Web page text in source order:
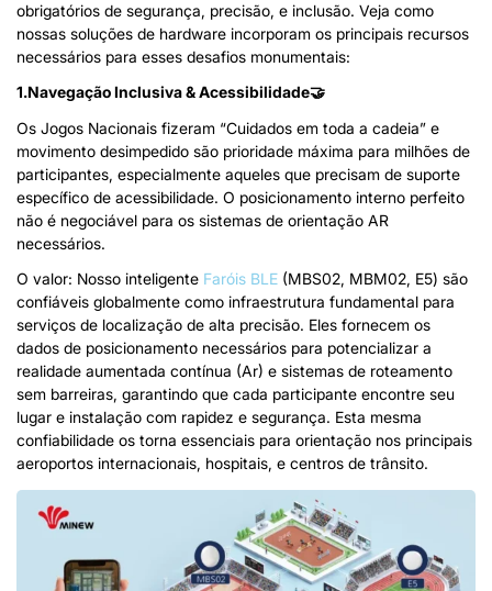
obrigatórios de segurança, precisão, e inclusão. Veja como
nossas soluções de hardware incorporam os principais recursos
necessários para esses desafios monumentais:
1.Navegação Inclusiva & Acessibilidade🤝
Os Jogos Nacionais fizeram “Cuidados em toda a cadeia” e
movimento desimpedido são prioridade máxima para milhões de
participantes, especialmente aqueles que precisam de suporte
específico de acessibilidade. O posicionamento interno perfeito
não é negociável para os sistemas de orientação AR
necessários.
O valor: Nosso inteligente Faróis BLE (MBS02, MBM02, E5) são
confiáveis ​​globalmente como infraestrutura fundamental para
serviços de localização de alta precisão. Eles fornecem os
dados de posicionamento necessários para potencializar a
realidade aumentada contínua (Ar) e sistemas de roteamento
sem barreiras, garantindo que cada participante encontre seu
lugar e instalação com rapidez e segurança. Esta mesma
confiabilidade os torna essenciais para orientação nos principais
aeroportos internacionais, hospitais, e centros de trânsito.